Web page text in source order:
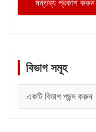
বিভাগ সমূহ
সমূহ